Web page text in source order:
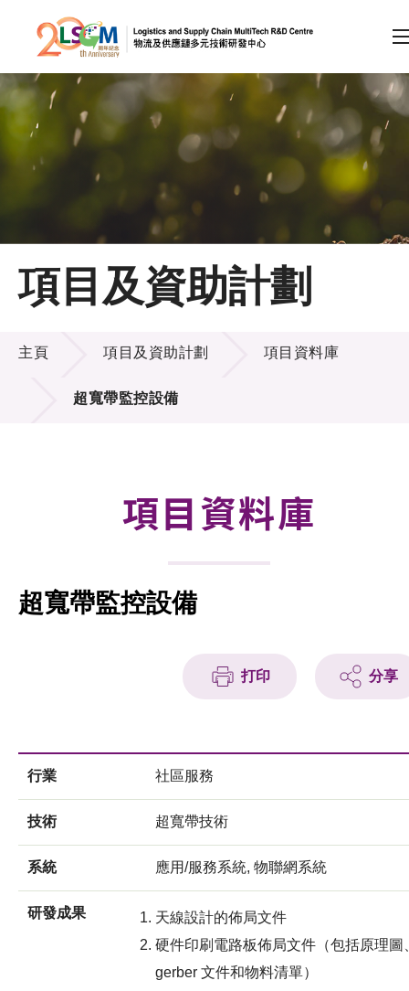
跳到內容（按回車鍵）
會員登入
A A EN 繁 简
主頁
關於LSCM
技術商品化
項目及資助計劃
資助計劃
會籍
項目及資助計劃
項目及資助計劃
主頁 項目及資助計劃 項目資料庫
超寬帶監控設備
項目資料庫
超寬帶監控設備
打印 分享
行業 社區服務
技術 超寬帶技術
系統 應用/服務系統, 物聯網系統
研發成果
天線設計的佈局文件
硬件印刷電路板佈局文件（包括原理圖
gerber 文件和物料清單）